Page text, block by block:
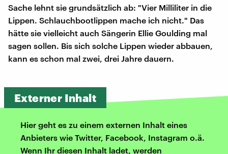
Sache lehnt sie grundsätzlich ab: "Vier Milliliter in die
Lippen. Schlauchbootlippen mache ich nicht." Das
hätte sie vielleicht auch Sängerin Ellie Goulding mal
sagen sollen. Bis sich solche Lippen wieder abbauen,
kann es schon mal zwei, drei Jahre dauern.
Externer Inhalt
Hier geht es zu einem externen Inhalt eines
Anbieters wie Twitter, Facebook, Instagram o.ä.
Wenn Ihr diesen Inhalt ladet, werden